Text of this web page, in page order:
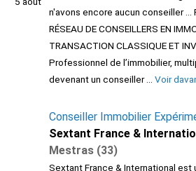
n'avons encore aucun conseiller ...
RÉSEAU DE CONSEILLERS EN
TRANSACTION CLASSIQUE ET
Professionnel de l’immobilier,
devenant un conseiller ... Voir
Conseiller Immobilier
Sextant France &
Mestras (33)
Sextant France & International est